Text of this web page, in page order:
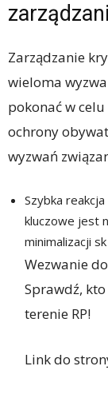
Zarządzanie
wieloma
pokonać w
ochrony
wyzwań
Szybka
kluczowe jest
minimalizacji sk
Wezwanie
Sprawdź,
terenie RP!
Link do